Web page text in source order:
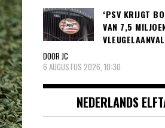
‘PSV KRIJGT
VAN 7,5
DOOR JC
6 AUGUSTUS 2026, 10:30
NEDERLANDS